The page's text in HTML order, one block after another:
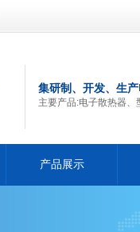
集研制、开发、生
主要产品:电子散热器
产品展示